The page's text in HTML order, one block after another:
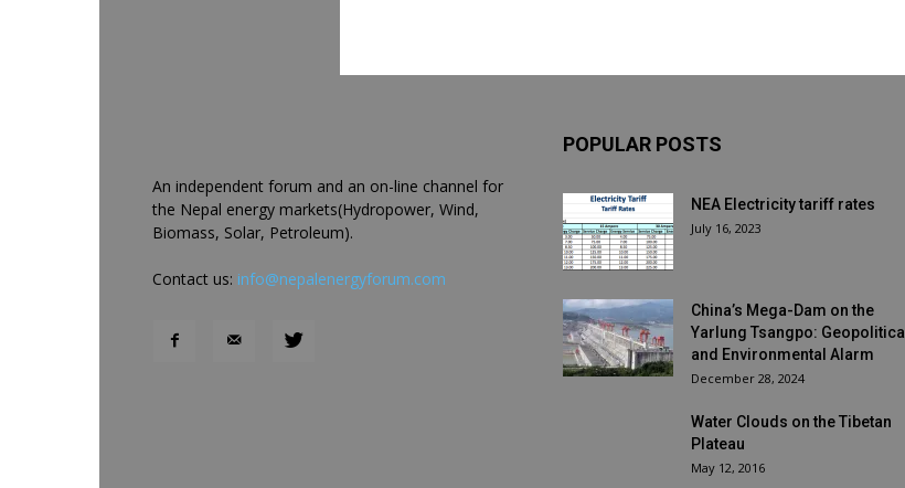
An independent forum and an on-line channel for
the Nepal energy markets(Hydropower, Wind,
Biomass, Solar, Petroleum).
Contact us: info@nepalenergyforum.com
POPULAR POSTS
NEA Electricity tariff rates
July 16, 2023
China’s Mega-Dam on the
Yarlung Tsangpo: Geopolitical
and Environmental Alarm
December 28, 2024
Water Clouds on the Tibetan
Plateau
May 12, 2016